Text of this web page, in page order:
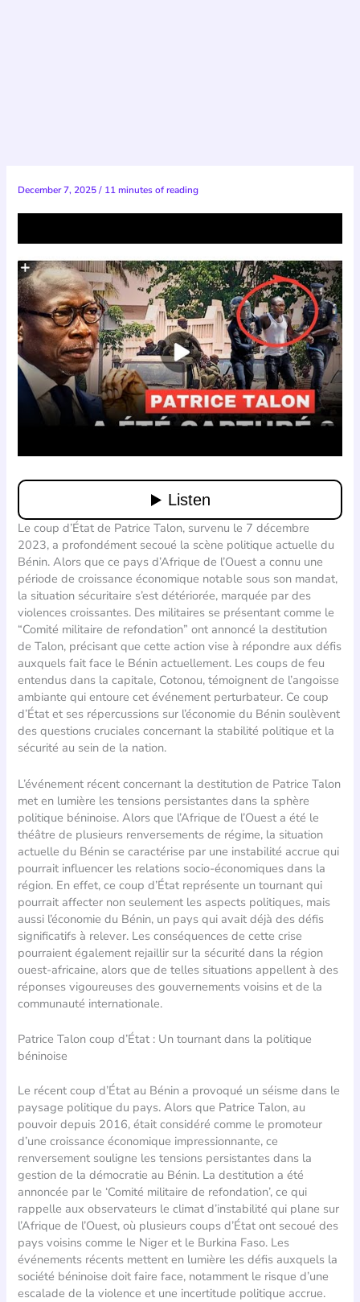
December 7, 2025/ 11 minutes of reading
Le coup d’État de Patrice Talon, survenu le 7 décembre
2023, a profondément secoué la scène politique actuelle du
Bénin. Alors que ce pays d’Afrique de l’Ouest a connu une
période de croissance économique notable sous son mandat,
la situation sécuritaire s’est détériorée, marquée par des
violences croissantes. Des militaires se présentant comme le
“Comité militaire de refondation” ont annoncé la destitution
de Talon, précisant que cette action vise à répondre aux défis
auxquels fait face le Bénin actuellement. Les coups de feu
entendus dans la capitale, Cotonou, témoignent de l’angoisse
ambiante qui entoure cet événement perturbateur. Ce coup
d’État et ses répercussions sur l’économie du Bénin soulèvent
des questions cruciales concernant la stabilité politique et la
sécurité au sein de la nation.
L’événement récent concernant la destitution de Patrice Talon
met en lumière les tensions persistantes dans la sphère
politique béninoise. Alors que l’Afrique de l’Ouest a été le
théâtre de plusieurs renversements de régime, la situation
actuelle du Bénin se caractérise par une instabilité accrue qui
pourrait influencer les relations socio-économiques dans la
région. En effet, ce coup d’État représente un tournant qui
pourrait affecter non seulement les aspects politiques, mais
aussi l’économie du Bénin, un pays qui avait déjà des défis
significatifs à relever. Les conséquences de cette crise
pourraient également rejaillir sur la sécurité dans la région
ouest-africaine, alors que de telles situations appellent à des
réponses vigoureuses des gouvernements voisins et de la
communauté internationale.
Patrice Talon coup d’État : Un tournant dans la politique
béninoise
Le récent coup d’État au Bénin a provoqué un séisme dans le
paysage politique du pays. Alors que Patrice Talon, au
pouvoir depuis 2016, était considéré comme le promoteur
d’une croissance économique impressionnante, ce
renversement souligne les tensions persistantes dans la
gestion de la démocratie au Bénin. La destitution a été
annoncée par le ‘Comité militaire de refondation’, ce qui
rappelle aux observateurs le climat d’instabilité qui plane sur
l’Afrique de l’Ouest, où plusieurs coups d’État ont secoué des
pays voisins comme le Niger et le Burkina Faso. Les
événements récents mettent en lumière les défis auxquels la
société béninoise doit faire face, notamment le risque d’une
escalade de la violence et une incertitude politique accrue.